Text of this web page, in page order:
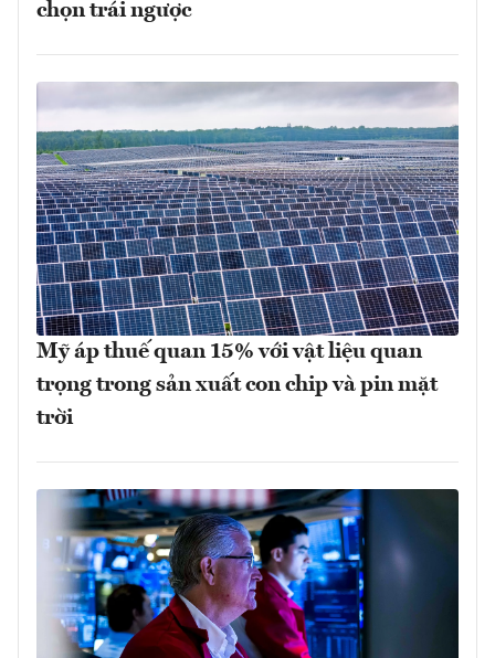
chọn trái ngược
Mỹ áp thuế quan 15% với vật liệu quan
trọng trong sản xuất con chip và pin mặt
trời